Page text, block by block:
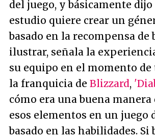
del juego, y básicamente dijo
estudio quiere crear un
basado en la recompensa de
ilustrar, señala la
su equipo en el momento de
la franquicia de Blizzard,
cómo era una buena
esos elementos en un juego
basado en las habilidades. Si